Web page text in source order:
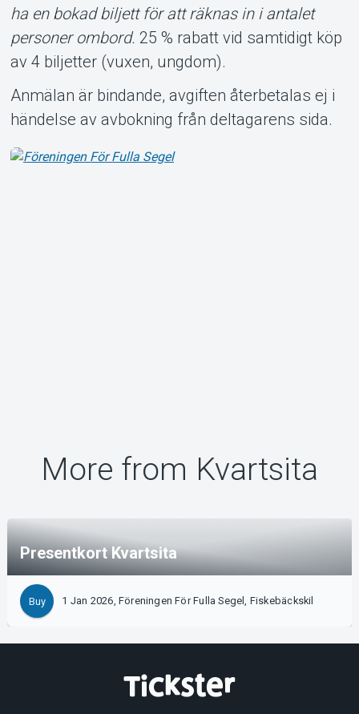
ha en bokad biljett för att räknas in i antalet
personer ombord. 25 % rabatt vid samtidigt köp
av 4 biljetter (vuxen, ungdom).
Anmälan är bindande, avgiften återbetalas ej i
händelse av avbokning från deltagarens sida.
More from Kvartsita
Presentkort Kvartsita
Buy 1 Jan 2026, Föreningen För Fulla Segel, Fiskebäckskil